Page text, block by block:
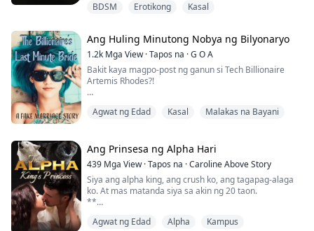
nagiging alipin at gustong-gusto niya ang paglalaro ng
kanilang pagsasama? Alamin natin sa pamamag...
BDSM Erotikong Kasal
Ang Huling Minutong Nobya ng Bilyonaryo
1.2k Mga View·Tapos na ·G O A
Bakit kaya magpo-post ng ganun si Tech Billionaire
Artemis Rhodes?!
viral sa loob lamang ng ilang oras. Gayunpaman, ang
ilang tao na nakakita sa kanya ng personal."
Maliit ang screen ng telepono pero nakita ko ang ilang
litrato ko na nagpa-fla...
Agwat ng Edad Kasal Malakas na Bayani
Ang Prinsesa ng Alpha Hari
439 Mga View·Tapos na ·Caroline Above Story
Siya ang alpha king, ang crush ko, ang tagapag-alaga
ko. At mas matanda siya sa akin ng 20 taon.
**
“D-Dalawampu,” kagat-labi kong sagot, nauutal sa
Agwat ng Edad Alpha Kampus